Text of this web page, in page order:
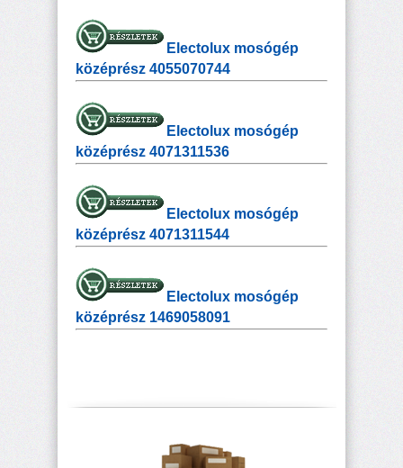
Electolux mosógép
középrész 4055070744
Electolux mosógép
középrész 4071311536
Electolux mosógép
középrész 4071311544
Electolux mosógép
középrész 1469058091